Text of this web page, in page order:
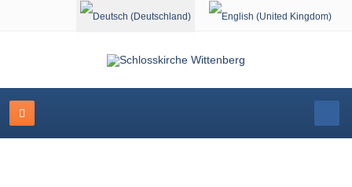
Sprache auswählen